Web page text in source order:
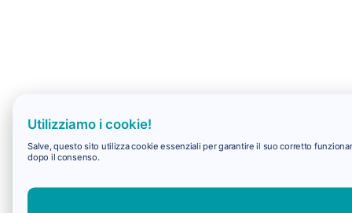
Utilizziamo i cookie!
Salve, questo sito utilizza cookie essenziali per garantire il suo corretto
dopo il consenso.